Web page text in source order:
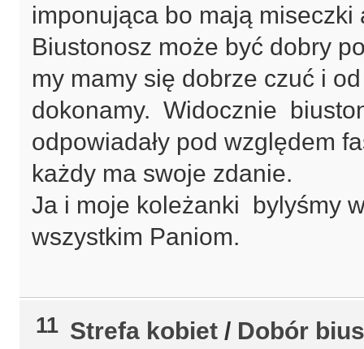
imponująca bo mają miseczki
Biustonosz może być dobry
my mamy się dobrze czuć i
dokonamy. Widocznie
odpowiadały pod względem
każdy ma swoje zdanie.
Ja i moje koleżanki bylyśmy
wszystkim Paniom.
11 Strefa kobiet / Dobór